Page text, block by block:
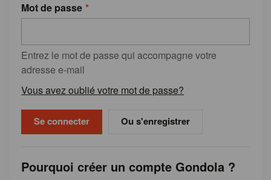
Mot de passe
Entrez le mot de passe qui accompagne votre
adresse e-mail
Vous avez oublié votre mot de passe?
Ou s'enregistrer
Pourquoi créer un compte Gondola ?